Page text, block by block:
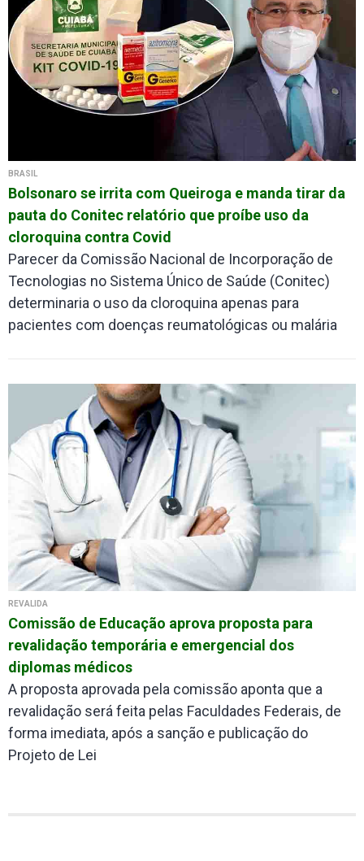
BRASIL
Bolsonaro se irrita com Queiroga e manda tirar da
pauta do Conitec relatório que proíbe uso da
cloroquina contra Covid
Parecer da Comissão Nacional de Incorporação de
Tecnologias no Sistema Único de Saúde (Conitec)
determinaria o uso da cloroquina apenas para
pacientes com doenças reumatológicas ou malária
REVALIDA
Comissão de Educação aprova proposta para
revalidação temporária e emergencial dos
diplomas médicos
A proposta aprovada pela comissão aponta que a
revalidação será feita pelas Faculdades Federais, de
forma imediata, após a sanção e publicação do
Projeto de Lei